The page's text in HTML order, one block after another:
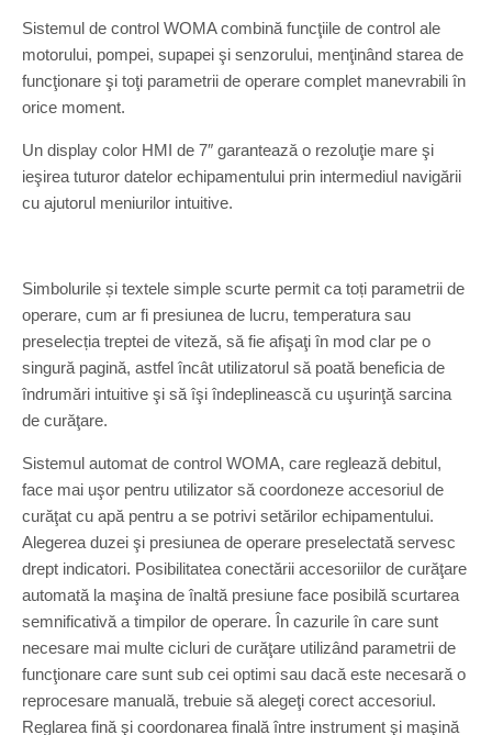
Sistemul de control WOMA combină funcţiile de control ale
motorului, pompei, supapei şi senzorului, menţinând starea de
funcţionare şi toţi parametrii de operare complet manevrabili în
orice moment.
Un display color HMI de 7″ garantează o rezoluţie mare şi
ieşirea tuturor datelor echipamentului prin intermediul navigării
cu ajutorul meniurilor intuitive.
Simbolurile și textele simple scurte permit ca toți parametrii de
operare, cum ar fi presiunea de lucru, temperatura sau
preselecția treptei de viteză, să fie afişaţi în mod clar pe o
singură pagină, astfel încât utilizatorul să poată beneficia de
îndrumări intuitive şi să îşi îndeplinească cu uşurinţă sarcina
de curăţare.
Sistemul automat de control WOMA, care reglează debitul,
face mai uşor pentru utilizator să coordoneze accesoriul de
curăţat cu apă pentru a se potrivi setărilor echipamentului.
Alegerea duzei şi presiunea de operare preselectată servesc
drept indicatori. Posibilitatea conectării accesoriilor de curăţare
automată la maşina de înaltă presiune face posibilă scurtarea
semnificativă a timpilor de operare. În cazurile în care sunt
necesare mai multe cicluri de curăţare utilizând parametrii de
funcţionare care sunt sub cei optimi sau dacă este necesară o
reprocesare manuală, trebuie să alegeţi corect accesoriul.
Reglarea fină şi coordonarea finală între instrument şi maşină